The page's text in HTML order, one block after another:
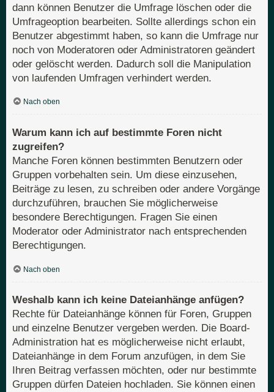
dann können Benutzer die Umfrage löschen oder die
Umfrageoption bearbeiten. Sollte allerdings schon ein
Benutzer abgestimmt haben, so kann die Umfrage nur
noch von Moderatoren oder Administratoren geändert
oder gelöscht werden. Dadurch soll die Manipulation
von laufenden Umfragen verhindert werden.
Nach oben
Warum kann ich auf bestimmte Foren nicht
zugreifen?
Manche Foren können bestimmten Benutzern oder
Gruppen vorbehalten sein. Um diese einzusehen,
Beiträge zu lesen, zu schreiben oder andere Vorgänge
durchzuführen, brauchen Sie möglicherweise
besondere Berechtigungen. Fragen Sie einen
Moderator oder Administrator nach entsprechenden
Berechtigungen.
Nach oben
Weshalb kann ich keine Dateianhänge anfügen?
Rechte für Dateianhänge können für Foren, Gruppen
und einzelne Benutzer vergeben werden. Die Board-
Administration hat es möglicherweise nicht erlaubt,
Dateianhänge in dem Forum anzufügen, in dem Sie
Ihren Beitrag verfassen möchten, oder nur bestimmte
Gruppen dürfen Dateien hochladen. Sie können einen